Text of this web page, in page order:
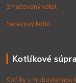
Smaltovaný kotol
Nerezový kotol
Kotlíkové
Kotlíky s hrubostennou